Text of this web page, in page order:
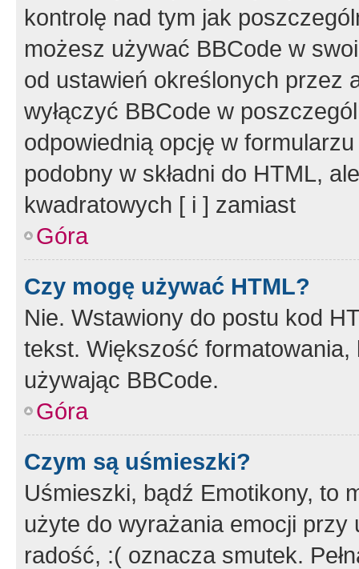
kontrolę nad tym jak
możesz używać BBCode w
od ustawień określonych przez
wyłączyć BBCode w
odpowiednią opcję w
podobny w składni do HTML,
kwadratowych [ i ] zamiast
Góra
Czy mogę używać HTML?
Nie. Wstawiony do postu kod
tekst. Większość
używając BBCode.
Góra
Czym są uśmieszki?
Uśmieszki, bądź Emotikony, to
użyte do wyrażania emocji
radość, :( oznacza smutek.